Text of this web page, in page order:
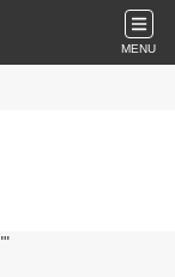
MENU